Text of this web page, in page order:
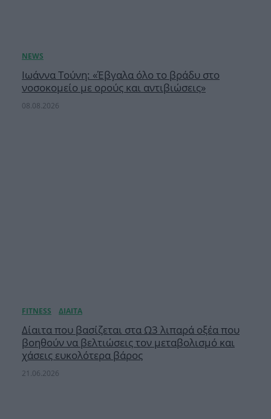
Ιωάννα Τούνη: «Έβγαλα όλο το βράδυ στο
νοσοκομείο με ορούς και αντιβιώσεις»
08.08.2026
Δίαιτα που βασίζεται στα Ω3 λιπαρά οξέα που
βοηθούν να βελτιώσεις τον μεταβολισμό και
χάσεις ευκολότερα βάρος
21.06.2026